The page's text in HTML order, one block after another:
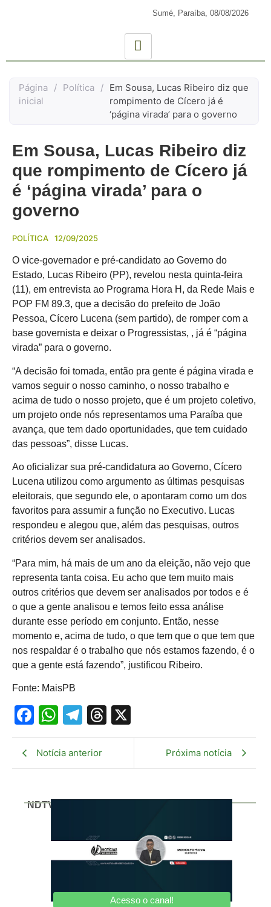
Sumé, Paraíba, 08/08/2026
Página
inicial
/ Política / Em Sousa, Lucas Ribeiro diz que
rompimento de Cícero já é
‘página virada’ para o governo
Em Sousa, Lucas Ribeiro diz
que rompimento de Cícero já
é ‘página virada’ para o
governo
POLÍTICA 12/09/2025
O vice-governador e pré-candidato ao Governo do
Estado, Lucas Ribeiro (PP), revelou nesta quinta-feira
(11), em entrevista ao Programa Hora H, da Rede Mais e
POP FM 89.3, que a decisão do prefeito de João
Pessoa, Cícero Lucena (sem partido), de romper com a
base governista e deixar o Progressistas, , já é “página
virada” para o governo.
“A decisão foi tomada, então pra gente é página virada e
vamos seguir o nosso caminho, o nosso trabalho e
acima de tudo o nosso projeto, que é um projeto coletivo,
um projeto onde nós representamos uma Paraíba que
avança, que tem dado oportunidades, que tem cuidado
das pessoas”, disse Lucas.
Ao oficializar sua pré-candidatura ao Governo, Cícero
Lucena utilizou como argumento as últimas pesquisas
eleitorais, que segundo ele, o apontaram como um dos
favoritos para assumir a função no Executivo. Lucas
respondeu e alegou que, além das pesquisas, outros
critérios devem ser analisados.
“Para mim, há mais de um ano da eleição, não vejo que
representa tanta coisa. Eu acho que tem muito mais
outros critérios que devem ser analisados por todos e é
o que a gente analisou e temos feito essa análise
durante esse período em conjunto. Então, nesse
momento e, acima de tudo, o que tem que o que tem que
nos respaldar é o trabalho que nós estamos fazendo, é o
que a gente está fazendo”, justificou Ribeiro.
Fonte: MaisPB
Facebook
WhatsApp
Telegram
Threads
Notícia anterior Próxima notícia
NDTV
Acesso o canal!